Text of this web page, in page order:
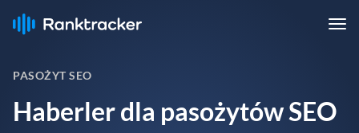
PASOŻYT SEO
Haberler dla pasożytów SEO